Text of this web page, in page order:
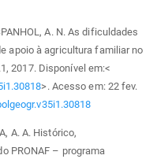
A. N. As dificuldades
apoio à agricultura familiar no
2017. Disponível em:<
>. Acesso em: 22 fev.
A. A. Histórico,
PRONAF – programa